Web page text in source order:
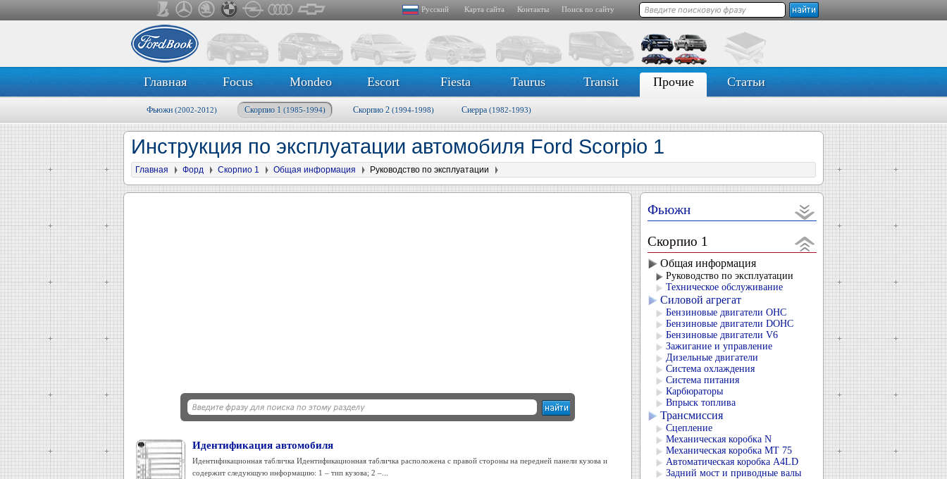
Русский Карта сайта Контакты Поиск по сайту
Главная Focus Mondeo Escort Fiesta Taurus Transit Прочие Статьи
Фьюжн (2002-2012) Скорпио 1 (1985-1994) Скорпио 2 (1994-1998) Сиерра (1982-1993)
Инструкция по эксплуатации автомобиля Ford Scorpio 1
Главная Форд Скорпио 1 Общая информация Руководство по эксплуатации
Идентификация автомобиля
Идентификационная табличка Идентификационная табличка расположена с правой стороны на передней панели кузова и
содержит следующую информацию: 1 – тип кузова; 2 –...
Фьюжн
Скорпио 1
Общая информация
Руководство по эксплуатации
Техническое обслуживание
Силовой агрегат
Бензиновые двигатели OHC
Бензиновые двигатели DOHC
Бензиновые двигатели V6
Зажигание и управление
Дизельные двигатели
Система охлаждения
Система питания
Карбюраторы
Впрыск топлива
Трансмиссия
Сцепление
Механическая коробка N
Механическая коробка МТ 75
Автоматическая коробка А4LD
Задний мост и приводные валы